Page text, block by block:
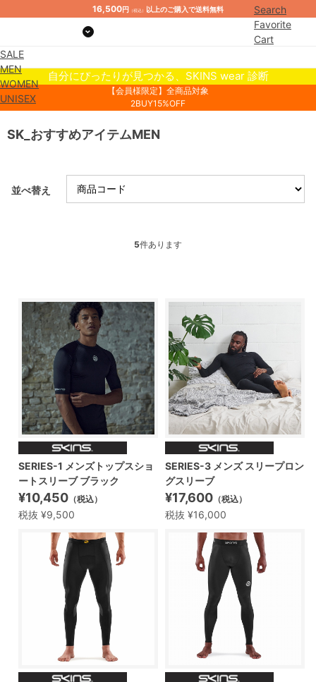
16,500円 （税込） 以上のご購入で送料無料
Search
Favorite
Cart
SALE
MEN
WOMEN
UNISEX
自分にぴったりが見つかる、SKINS wear 診断
【会員様限定】全商品対象
2BUY15%OFF
SK_おすすめアイテムMEN
並べ替え
5件あります
SERIES-1 メンズトップスショ
ートスリーブ ブラック
¥10,450 （税込）
税抜 ¥9,500
SERIES-3 メンズ スリープロン
グスリーブ
¥17,600 （税込）
税抜 ¥16,000